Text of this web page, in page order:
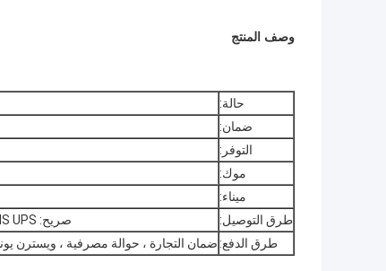
وصف المنتج
حالة:
ضمان:
التوفر:
موك:
ميناء:
طرق التوصيل:
صريح: DHL Fedex EMS UPS أو عن طريق الجو / البحر
طرق الدفع: ضمان التجارة ، حوالة مصرفية ، ويسترن